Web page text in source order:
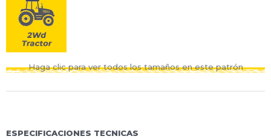
Haga clic para ver todos los tamaños en este patrón
ESPECIFICACIONES TECNICAS